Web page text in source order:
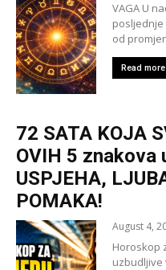
VAGA U
od
Read more
72 SATA KOJA
OVIH 5 znakova
USPJEHA,
POMAKA!
August 4,
Horoskop
uzbudljive